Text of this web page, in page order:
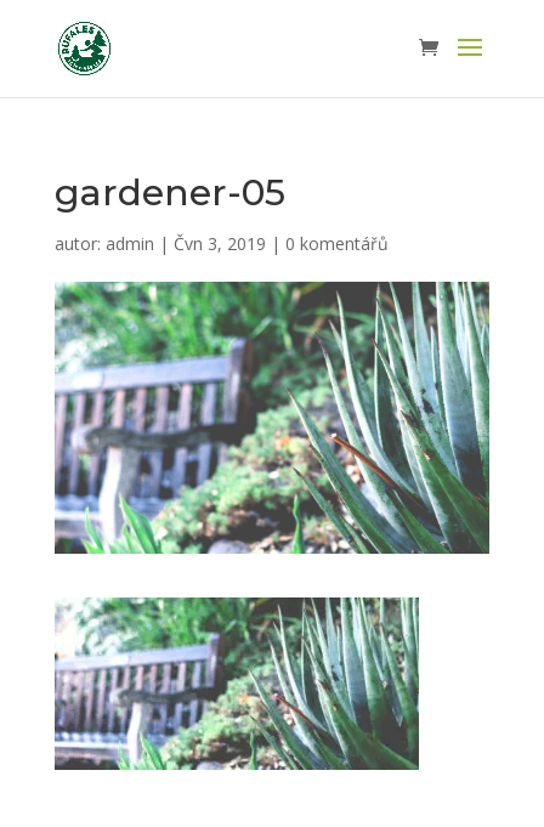
gardener-05
autor: admin | Čvn 3, 2019 | 0 komentářů